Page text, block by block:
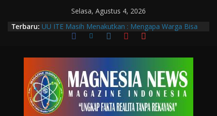
Selasa, Agustus 4, 2026
Terbaru: UU ITE Masih Menakutkan : Mengapa Warga Bisa
Dipidana Hanya karena Bicara?
Momentum Penguatan Profesi dan Transformasi
Digital
Wakil Wali Kota Bandung Hadiri Muscab VIII PTGMI
Kota Bandung, Dorong Penguatan Kompetensi
Terapis Gigi dan Mulut
Langkah Awal Deteksi Dini Penyakit, Kenali Peran
Tenaga Teknologi Laboratorium Medik